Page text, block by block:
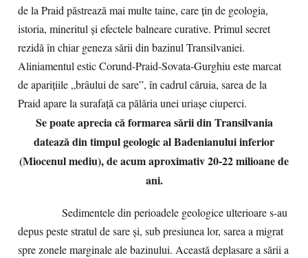
de la Praid păstrează mai multe taine, care ţin de geologia,
istoria, mineritul şi efectele balneare curative. Primul secret
rezidă în chiar geneza sării din bazinul Transilvaniei.
Aliniamentul estic Corund-Praid-Sovata-Gurghiu este marcat
de apariţiile „brâului de sare”, în cadrul căruia, sarea de la
Praid apare la surafaţă ca pălăria unei uriaşe ciuperci.
Se poate aprecia că formarea sării din Transilvania
datează din timpul geologic al Badenianului inferior
(Miocenul mediu), de acum aproximativ 20-22 milioane de
ani.
Sedimentele din perioadele geologice ulterioare s-au
depus peste stratul de sare şi, sub presiunea lor, sarea a migrat
spre zonele marginale ale bazinului. Această deplasare a sării a